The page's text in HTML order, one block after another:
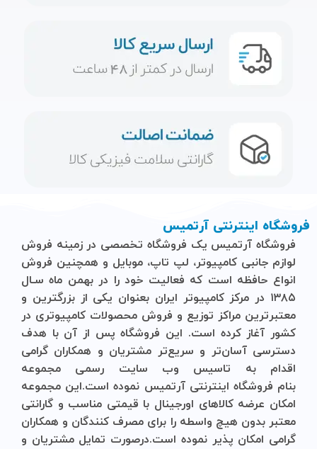
فروشگاه اینترنتی آرتمیس
فروشگاه آرتمیس یک فروشگاه تخصصی در زمینه فروش
لوازم جانبی کامپیوتر، لپ تاپ، موبایل و ‌همچنین فروش
انواع حافظه است که فعالیت خود را در بهمن ماه سـال
۱۳۸۵ در مرکز کامپیوتر ایران بعنوان یکی از بزرگترین و
معتبرترین مراکز توزیع و فروش محصولات کامپیوتری در
کشور آغاز کرده است. این فروشگاه پس از آن با هدف
دسترسی آسان‌تر و سریع‌تر مشتریان و همکاران گرامی
اقدام به تاسیس وب سایت رسمی مجموعه
بنام فروشگاه اینترنتی آرتمیس نموده است.این مجموعه
امکان عرضه کالاهای اورجینال با قیمتی مناسب و گارانتی
معتبر بدون هیچ واسطه را برای مصرف کنندگان و همکاران
گرامی امکان پذیر نموده است.درصورت تمایل مشتریان و